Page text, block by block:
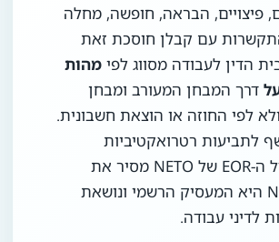
פיצויים, הבראה, חופשה, מחלה
עם קבלן חוסכת זאת
הדין לעבודה מסווג לפי מהות
דרך המבחן המעורב ומבחן
לפי החוזה או הוצאת חשבונית.
לתביעות רטרואקטיביות
ולקנסות. מודל ה-EOR של NETO מסיר את
הסיכון · NETO היא המעסיק הרשמי ונושאת
לדיני עבודה.